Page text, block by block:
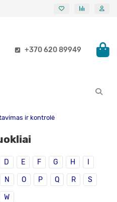
+370 620 89949
ir kontrolė
D E F G H
N O P Q R S
W